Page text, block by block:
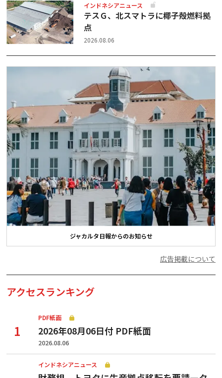
インドネシアニュース
テスＧ、北スマトラに椰子殻燃料拠
点
2026.08.06
ジャカルタ日報からのお知らせ
広告掲載について
アクセスランキング
PDF紙面
2026年08月06日付 PDF紙面
2026.08.06
インドネシアニュース